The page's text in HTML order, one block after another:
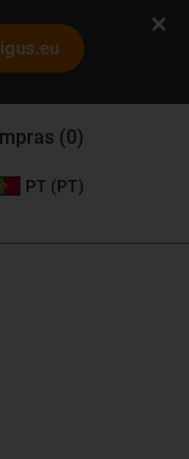
(0)
PT (PT)